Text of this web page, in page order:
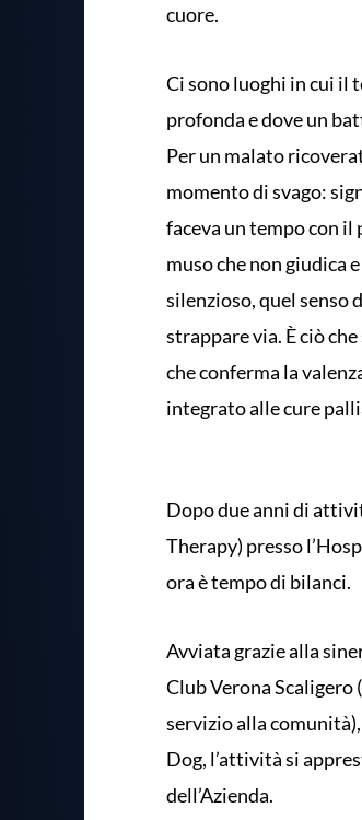
cuore.
Ci sono luoghi in cui il
profonda e dove un
Per un malato
momento di svago:
faceva un tempo con
muso che non giudica
silenzioso, quel senso
strappare via. È ciò
che conferma la
integrato alle cure
Dopo due anni di
Therapy) presso
ora è tempo di bilanci.
Avviata grazie alla
Club Verona
servizio alla
Dog, l’attività si
dell’Azienda.